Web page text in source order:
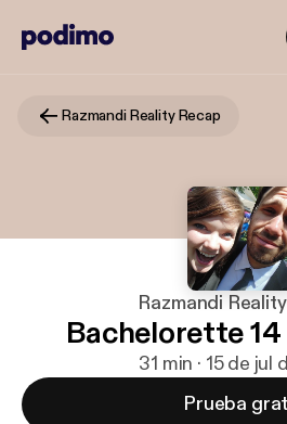
Razmandi Reality Recap
Razmandi
Bachelorette
31 min · 15 de jul
Prueba